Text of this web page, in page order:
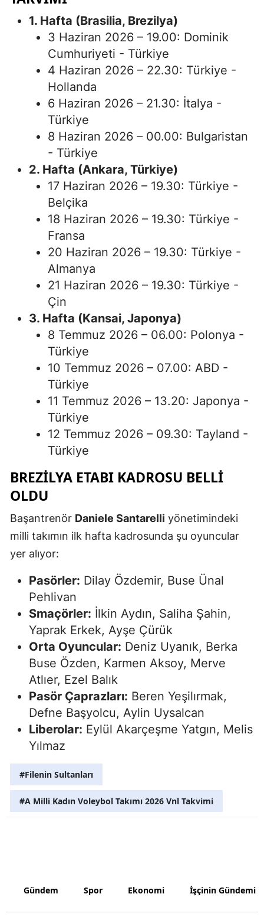
Ordu
Sinop
Sivas
Trabzon
Şanlıurfa
Uşak
Zonguldak
Bayburt
Kırıkkale
Şırnak
Bartın
Iğdır
Karabük
Kilis
1. Hafta (Brasilia, Brezilya)
3 Haziran 2026 – 19.00: Dominik
Cumhuriyeti - Türkiye
4 Haziran 2026 – 22.30: Türkiye -
Hollanda
6 Haziran 2026 – 21.30: İtalya -
Türkiye
8 Haziran 2026 – 00.00: Bulgaristan
- Türkiye
2. Hafta (Ankara, Türkiye)
17 Haziran 2026 – 19.30: Türkiye -
Belçika
18 Haziran 2026 – 19.30: Türkiye -
Fransa
20 Haziran 2026 – 19.30: Türkiye -
Almanya
21 Haziran 2026 – 19.30: Türkiye -
Çin
3. Hafta (Kansai, Japonya)
8 Temmuz 2026 – 06.00: Polonya -
Türkiye
10 Temmuz 2026 – 07.00: ABD -
Türkiye
11 Temmuz 2026 – 13.20: Japonya -
Türkiye
12 Temmuz 2026 – 09.30: Tayland -
Türkiye
BREZILYA ETABI KADROSU BELLI
OLDU
Başantrenör Daniele Santarelli yönetimindeki
milli takımın ilk hafta kadrosunda şu oyuncular
yer alıyor:
Pasörler: Dilay Özdemir, Buse Ünal
Pehlivan
Smaçörler: İlkin Aydın, Saliha Şahin,
Yaprak Erkek, Ayşe Çürük
Orta Oyuncular: Deniz Uyanık, Berka
Buse Özden, Karmen Aksoy, Merve
Atlıer, Ezel Balık
Pasör Çaprazları: Beren Yeşilırmak,
Defne Başyolcu, Aylin Uysalcan
Liberolar: Eylül Akarçeşme Yatgın, Melis
Yılmaz
#Filenin Sultanları
#A Milli Kadın Voleybol Takımı 2026 Vnl Takvimi
Gündem Spor Ekonomi İşçinin Gündemi